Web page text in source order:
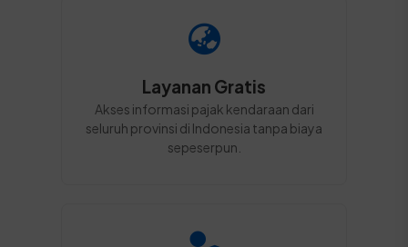
Layanan Gratis
Akses informasi pajak kendaraan dari
seluruh provinsi di Indonesia tanpa biaya
sepeserpun.